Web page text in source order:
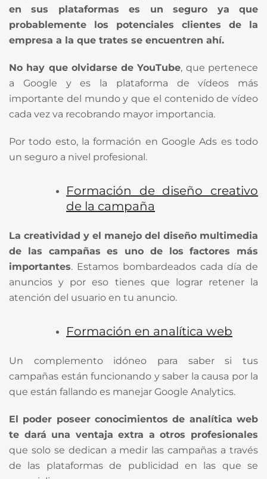
en sus plataformas es un seguro ya que
probablemente los potenciales clientes de la
empresa a la que trates se encuentren ahí.
No hay que olvidarse de YouTube, que pertenece
a Google y es la plataforma de vídeos más
importante del mundo y que el contenido de vídeo
cada vez va recobrando mayor importancia.
Por todo esto, la formación en Google Ads es todo
un seguro a nivel profesional.
Formación de diseño creativo
de la campaña
La creatividad y el manejo del diseño multimedia
de las campañas es uno de los factores más
importantes. Estamos bombardeados cada día de
anuncios y por eso tienes que lograr retener la
atención del usuario en tu anuncio.
Formación en analítica web
Un complemento idóneo para saber si tus
campañas están funcionando y saber la causa por la
que están fallando es manejar Google Analytics.
El poder poseer conocimientos de analítica web
te dará una ventaja extra a otros profesionales
que solo se dedican a medir las campañas a través
de las plataformas de publicidad en las que se